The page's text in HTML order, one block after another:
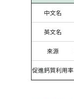
中文名
英文名
來源
促進鈣質利用率